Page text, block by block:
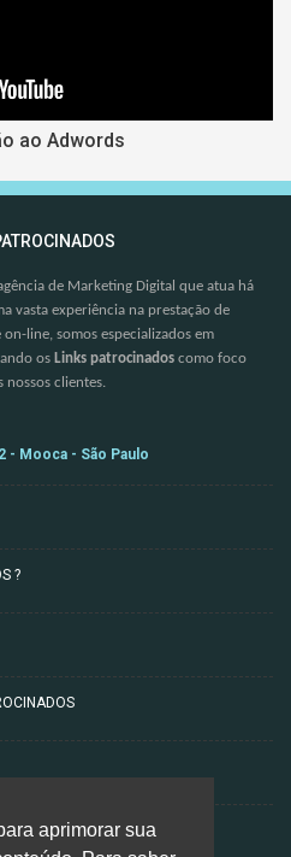
aprimorar sua
ao Adwords
de Marketing Digital que atua há
vasta experiência na prestação de
line, somos especializados em
os Links patrocinados como foco
nossos clientes.
- Mooca - São Paulo
?